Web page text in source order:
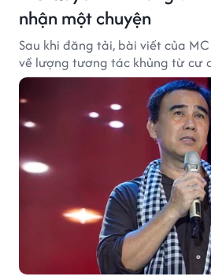
nhận một chuyện
Sau khi đăng tải, bài viết của
về lượng tương tác khủng từ cư